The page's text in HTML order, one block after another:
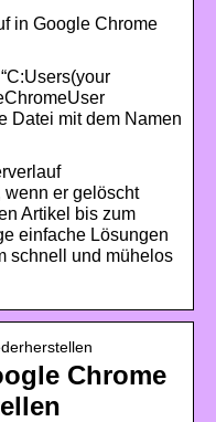
in Google Chrome
Datei mit dem Namen
er gelöscht
Artikel bis zum
einfache Lösungen
schnell und mühelos
Chrome